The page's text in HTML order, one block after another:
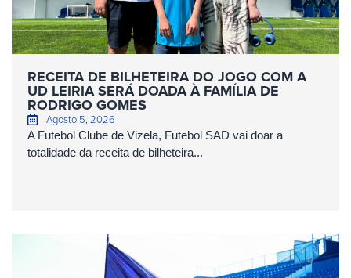
RECEITA DE BILHETEIRA DO JOGO COM A
UD LEIRIA SERÁ DOADA À FAMÍLIA DE
RODRIGO GOMES
Agosto 5, 2026
A Futebol Clube de Vizela, Futebol SAD vai doar a
totalidade da receita de bilheteira...